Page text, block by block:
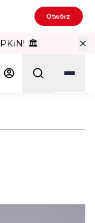
Otwórz
PKiN! 🏛️